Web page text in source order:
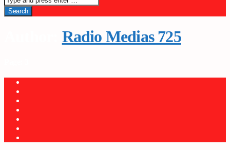
Radio Medias 725